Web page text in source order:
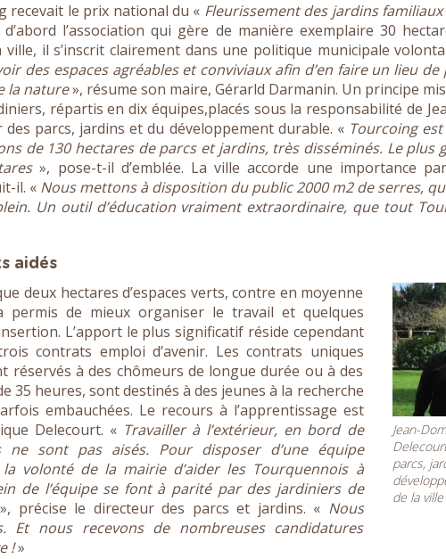
recevait le prix national du « Fleurissement des jardins
l’association qui gère de manière exemplaire 30
il s’inscrit clairement dans une politique municipale
des espaces agréables et conviviaux afin d’en faire un lieu
la nature», résume son maire, Gérarld Darmanin. Un principe
répartis en dix équipes,placés sous la responsabilité de
parcs, jardins et du développement durable. « Tourcoing
de 130 hectares de parcs et jardins, très disséminés. Le plus
», pose-t-il d’emblée. La ville accorde une importance
il. « Nous mettons à disposition du public 2000 m2 de serres,
Un outil d’éducation vraiment extraordinaire, que tout
aidés
Jean-
parcs,
de la
deux hectares d’espaces verts, contre en moyenne
permis de mieux organiser le travail et quelques
L’apport le plus significatif réside cependant
contrats emploi d’avenir. Les contrats uniques
réservés à des chômeurs de longue durée ou à des
35 heures, sont destinés à des jeunes à la recherche
embauchées. Le recours à l’apprentissage est
Delecourt. « Travailler à l’extérieur, en bord de
ne sont pas aisés. Pour disposer d’une équipe
volonté de la mairie d’aider les Tourquennois à
de l’équipe se font à parité par des jardiniers de
précise le directeur des parcs et jardins. « Nous
Et nous recevons de nombreuses candidatures
!»